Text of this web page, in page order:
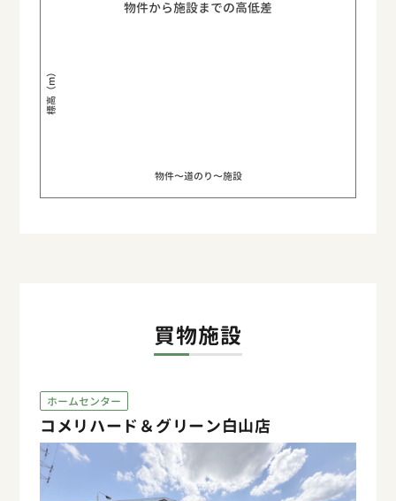
物件から施設までの高低差
標高（m）
物件〜道のり〜施設
買物施設
ホームセンター
コメリハード＆グリーン白山店